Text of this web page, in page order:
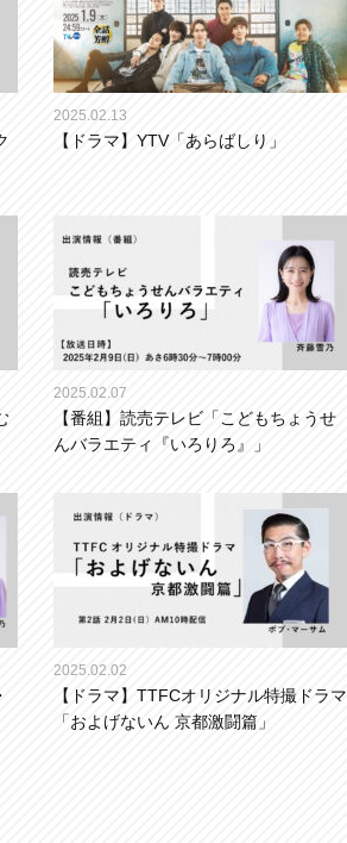
2025.02.13
【ドラマ】YTV「あらばしり」
2025.02.07
【番組】読売テレビ「こどもちょうせ
んバラエティ『いろりろ』」
2025.02.02
【ドラマ】TTFCオリジナル特撮ドラマ
「およげないん 京都激闘篇」